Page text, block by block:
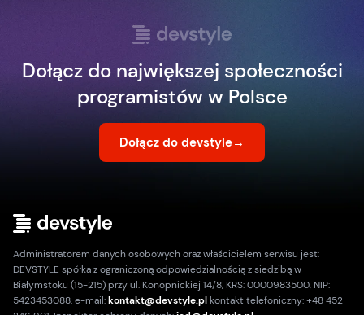
Dołącz do największej społeczności
programistów w Polsce
Dołącz do devstyle→
Administratorem danych osobowych oraz właścicielem serwisu jest:
DEVSTYLE spółka z ograniczoną odpowiedzialnością z siedzibą w
Białymstoku (15-215) przy ul. Konopnickiej 14/8, KRS: 0000983500, NIP:
5423453088. e-mail:kontakt@devstyle.plkontakt telefoniczny: +48 452